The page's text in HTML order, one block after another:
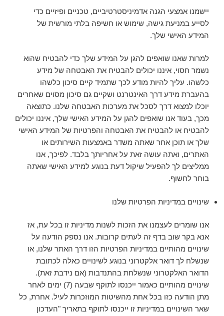
יישמנו אמצעי הגנה אדמיניסטרטיביים, טכניים ופיזיים כדי
לסייע במניעת גישה, שימוש או חשיפה בלתי מורשית של
המידע האישי שלך.
למרות שאנו שואפים להגן על המידע שלך כדי להבטיח שהוא
נשמר חסוי, איננו יכולים להבטיח את האבטחה של מידע
כלשהו. עליך להיות מודע לכך שתמיד קיים סיכון כלשהו
בהעברת מידע דרך האינטרנט ושקיים גם סיכון מסוים שאחרים
יוכלו למצוא דרך לסכל את מערכות האבטחה שלנו. כתוצאה
מכך, בעוד אנו שואפים להגן על המידע האישי שלך, איננו יכולים
להבטיח או להבטיח את האבטחה והפרטיות של המידע האישי
שלך או תוכן אחר שאתה משדר באמצעות השירותים או
האתרים, ואתה עושה זאת על אחריותך בלבד. לפיכך, אנו
ממליצים לך להפעיל שיקול דעת בנוגע למידע האישי שאתה
בוחר לחשוף.
שינויים במדיניות הפרטיות שלנו
אנו שומרים לעצמנו את הזכות לשנות מדיניות זו בכל עת, אז
אנא בקר שוב בדף זה לעתים קרובות. אנו נספק הודעה על
שינויים מהותיים במדיניות הפרטיות הזו דרך האתר שלנו, או
שנשלח לך דואר אלקטרוני בנוגע לשינויים כאלה לכתובת
הדואר האלקטרוני שנשלחת בהתנדבות (אם נידבת זאת).
שינויים מהותיים כאמור ייכנסו לתוקף שבעה (7) ימים לאחר
מתן הודעה כזו בכל אחת מהשיטות המוזכרות לעיל. אחרת, כל
שאר השינויים במדיניות זו ייכנסו לתוקף בתאריך "העדכון